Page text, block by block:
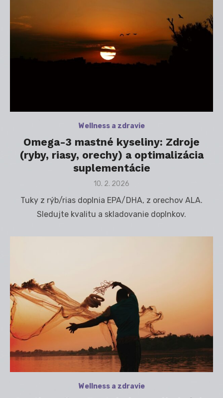
Wellness a zdravie
Omega-3 mastné kyseliny: Zdroje
(ryby, riasy, orechy) a optimalizácia
suplementácie
Posted
10. 2. 2026
Tuky z rýb/rias doplnia EPA/DHA, z orechov ALA.
Sledujte kvalitu a skladovanie doplnkov.
Wellness a zdravie